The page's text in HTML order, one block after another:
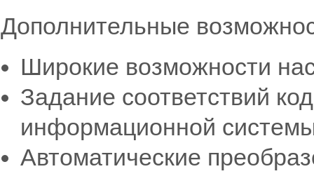
Дополнительные
Широкие возможности
Задание соответствий
информационной
Автоматические